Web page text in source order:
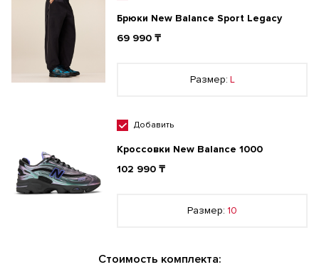
Брюки New Balance Sport Legacy
69 990 ₸
Размер: L
Добавить
Кроссовки New Balance 1000
102 990 ₸
Размер: 10
Стоимость комплекта: